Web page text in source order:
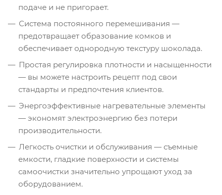
подаче и не пригорает.
Система постоянного перемешивания —
предотвращает образование комков и
обеспечивает однородную текстуру шоколада.
Простая регулировка плотности и насыщенности
— вы можете настроить рецепт под свои
стандарты и предпочтения клиентов.
Энергоэффективные нагревательные элементы
— экономят электроэнергию без потери
производительности.
Легкость очистки и обслуживания — съемные
емкости, гладкие поверхности и системы
самоочистки значительно упрощают уход за
оборудованием.